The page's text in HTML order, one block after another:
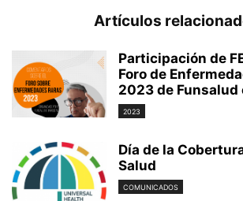
Artículos
Participación de
Foro de
2023 de Funsalud
2023
Día de la
Salud
COMUNICADOS